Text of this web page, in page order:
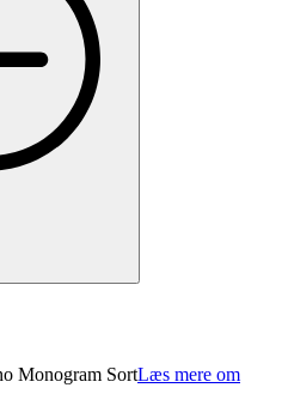
Monogram SortLæs mere om